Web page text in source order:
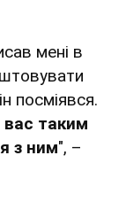
мені в
посміявся.
вас таким
з ним", –